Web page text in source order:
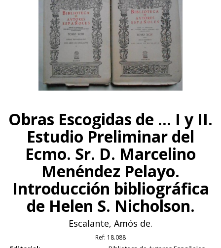
Obras Escogidas de ... I y II.
Estudio Preliminar del
Ecmo. Sr. D. Marcelino
Menéndez Pelayo.
Introducción bibliográfica
de Helen S. Nicholson.
Escalante, Amós de.
Ref: 18.088